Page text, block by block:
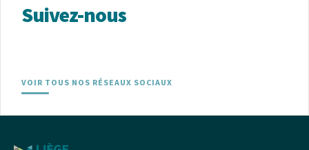
Suivez-nous
VOIR TOUS NOS RÉSEAUX SOCIAUX